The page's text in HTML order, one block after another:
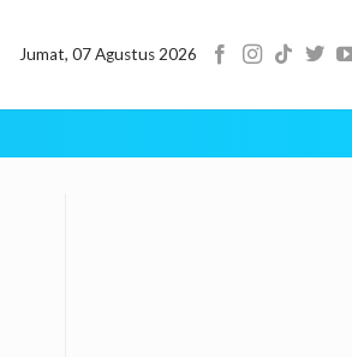
Jumat, 07 Agustus 2026